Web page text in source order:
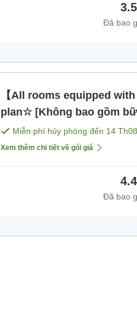
Đã bao
【All rooms equipped
plan☆ [Không bao gồm
Miễn phí hủy phòng đến 14 Th08
Xem thêm chi tiết về gói giá
Đã bao